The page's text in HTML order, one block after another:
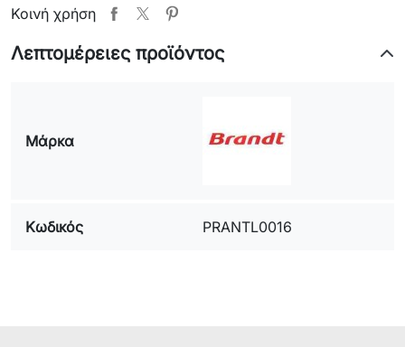
code : 80224440100
commercial code : F029659
code : 46645910085
industrial code : 80785910195
Κοινή χρήση
Λεπτομέρειες προϊόντος
Μάρκα
Κωδικός PRANTL0016